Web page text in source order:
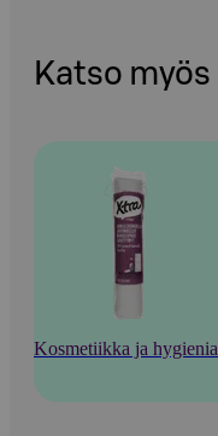
Katso myös
Kosmetiikka ja hygienia